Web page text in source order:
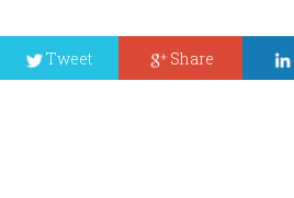
Tweet Share